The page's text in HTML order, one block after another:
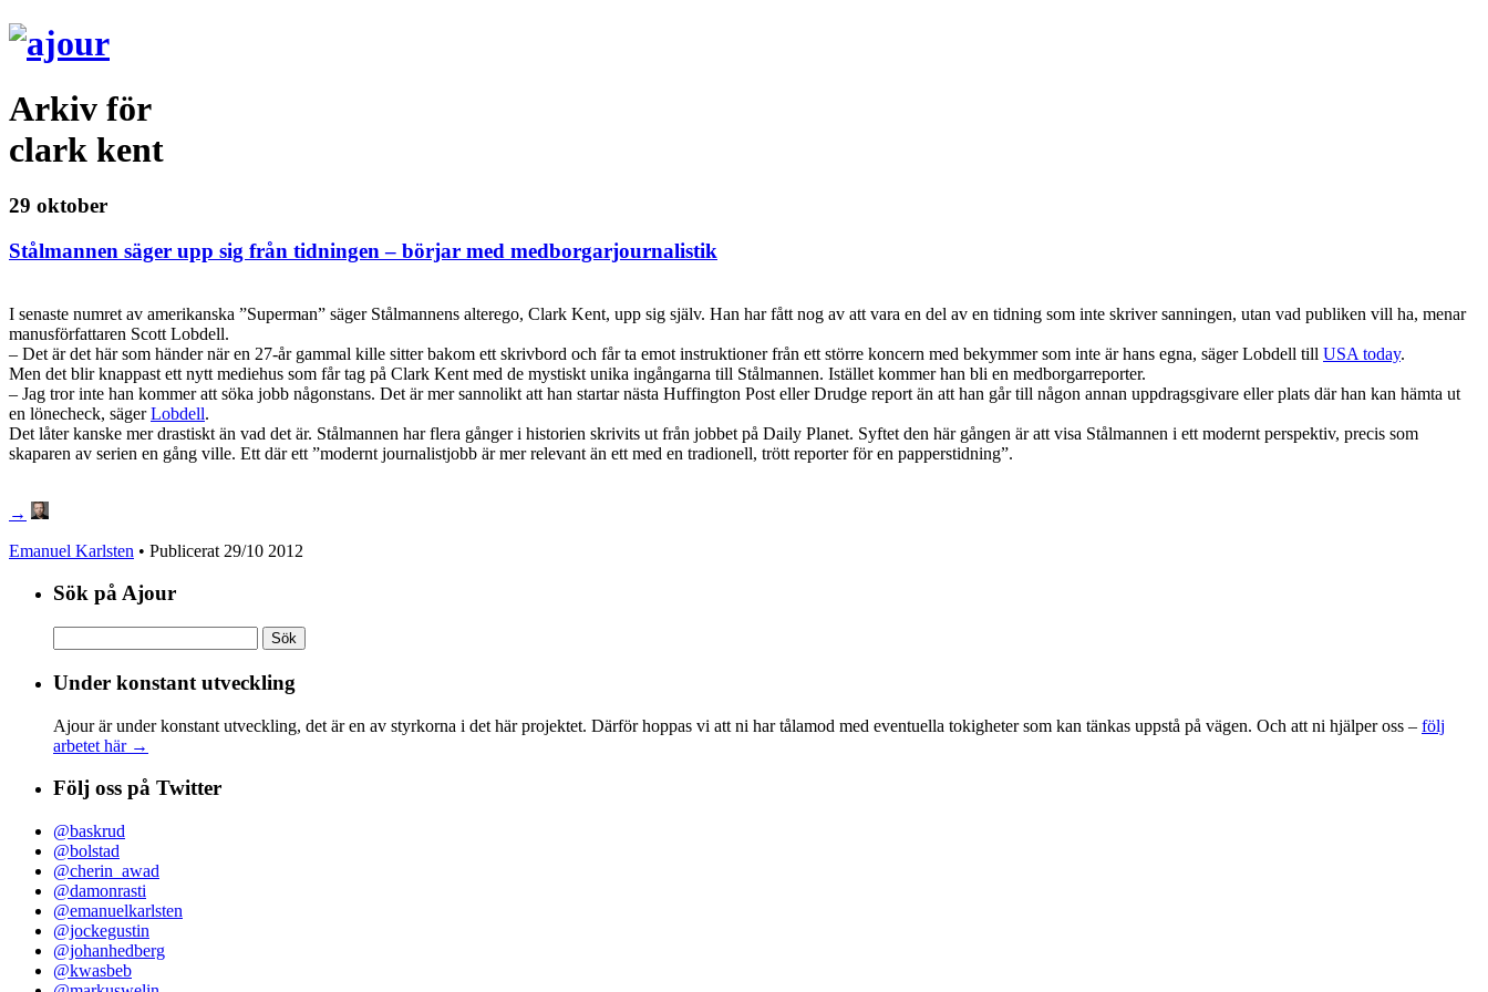
Arkiv för
clark kent
29 oktober
Stålmannen säger upp sig från tidningen – börjar med medborgarjournalistik
I senaste numret av amerikanska ”Superman” säger Stålmannens alterego, Clark Kent, upp sig själv. Han har fått nog av att vara en del av en tidning som inte skriver sanningen, utan vad publiken vill ha, menar
manusförfattaren Scott Lobdell.
– Det är det här som händer när en 27-år gammal kille sitter bakom ett skrivbord och får ta emot instruktioner från ett större koncern med bekymmer som inte är hans egna, säger Lobdell till USA today.
Men det blir knappast ett nytt mediehus som får tag på Clark Kent med de mystiskt unika ingångarna till Stålmannen. Istället kommer han bli en medborgarreporter.
– Jag tror inte han kommer att söka jobb någonstans. Det är mer sannolikt att han startar nästa Huffington Post eller Drudge report än att han går till någon annan uppdragsgivare eller plats där han kan hämta ut
en lönecheck, sägerLobdell.
Det låter kanske mer drastiskt än vad det är. Stålmannen har flera gånger i historien skrivits ut från jobbet på Daily Planet. Syftet den här gången är att visa Stålmannen i ett modernt perspektiv, precis som
skaparen av serien en gång ville. Ett där ett ”modernt journalistjobb är mer relevant än ett med en tradionell, trött reporter för en papperstidning”.
→
Emanuel Karlsten • Publicerat 29/10 2012
Sök på Ajour
efter:
Under konstant utveckling
Ajour är under konstant utveckling, det är en av styrkorna i det här projektet. Därför hoppas vi att ni har tålamod med eventuella tokigheter som kan tänkas uppstå på vägen. Och att ni hjälper oss – följ
arbetet här →
Följ oss på Twitter
@baskrud
@bolstad
@cherin_awad
@damonrasti
@emanuelkarlsten
@jockegustin
@johanhedberg
@kwasbeb